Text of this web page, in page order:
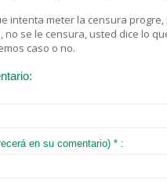
intenta meter la censura progre,
no se le censura, usted dice lo
caso o no.
en su comentario) * :